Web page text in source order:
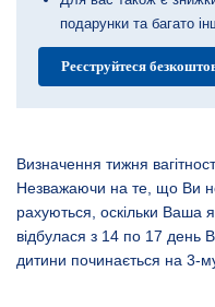
подарунки та багато
Реєструйтеся
Визначення тижня
Незважаючи на те, що Ви
рахуються, оскільки Ваша
відбулася з 14 по 17
дитини починається на 3-му